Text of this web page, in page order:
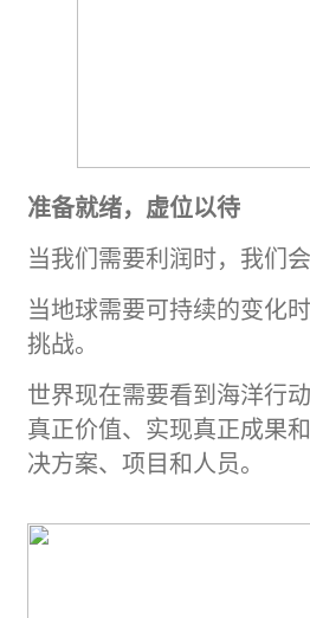
准备就绪，虚位以待
当我们需要利润时，我们
当地球需要可持续的变化
挑战。
世界现在需要看到海洋行动
真正价值、实现真正成果
决方案、项目和人员。